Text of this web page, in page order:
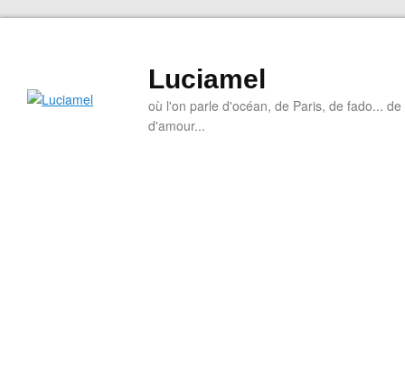
Luciamel
où l'on parle d'océan, de Paris, de fado...
d'amour...